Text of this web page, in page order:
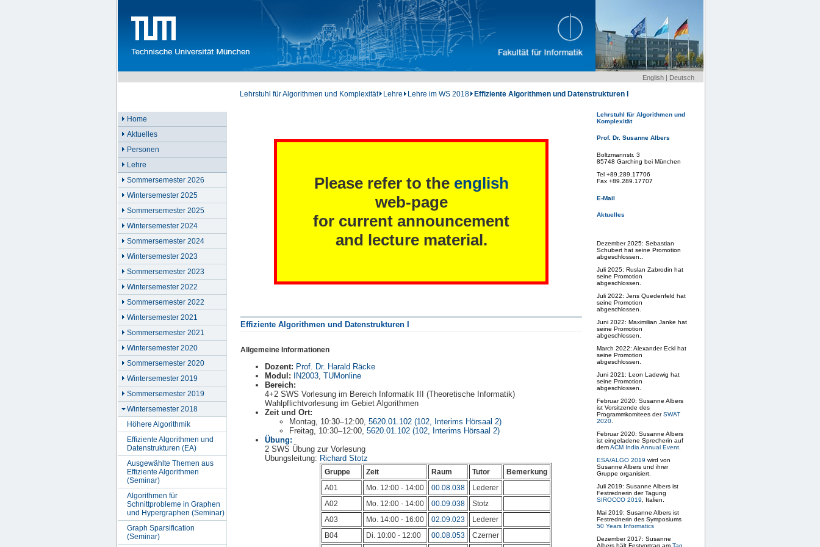
English | Deutsch
Lehrstuhl für Algorithmen und Komplexität Lehre Lehre im WS 2018 Effiziente Algorithmen und Datenstrukturen I
Home
Aktuelles
Personen
Lehre
Sommersemester 2026
Wintersemester 2025
Sommersemester 2025
Wintersemester 2024
Sommersemester 2024
Wintersemester 2023
Sommersemester 2023
Wintersemester 2022
Sommersemester 2022
Wintersemester 2021
Sommersemester 2021
Wintersemester 2020
Sommersemester 2020
Wintersemester 2019
Sommersemester 2019
Wintersemester 2018
Höhere Algorithmik
Effiziente Algorithmen und
Datenstrukturen (EA)
Ausgewählte Themen aus
Effiziente Algorithmen
(Seminar)
Algorithmen für
Schnittprobleme in Graphen
und Hypergraphen (Seminar)
Graph Sparsification
(Seminar)
Please refer to the english
web-page
for current announcement
and lecture material.
Effiziente Algorithmen und Datenstrukturen I
Allgemeine Informationen
Dozent: Prof. Dr. Harald Räcke
Modul:
IN2003, TUMonline
Bereich:
4+2 SWS Vorlesung im Bereich Informatik III (Theoretische Informatik)
Wahlpflichtvorlesung im Gebiet Algorithmen
Zeit und Ort:
Montag, 10:30–12:00, 5620.01.102 (102, Interims Hörsaal 2)
Freitag, 10:30–12:00, 5620.01.102 (102, Interims Hörsaal 2)
Übung:
2 SWS Übung zur Vorlesung
Übungsleitung: Richard Stotz
Gruppe Zeit Raum Tutor
Bemerkung
A01
Mo. 12:00 - 14:00 00.08.038
Lederer
A02
Mo. 12:00 - 14:00 00.09.038
Stotz
A03
Mo. 14:00 - 16:00 02.09.023
Lederer
B04
Di. 10:00 - 12:00 00.08.053 Czerner
Dezember 2025: Sebastian
Schubert hat seine Promotion
abgeschlossen..
Juli 2025: Ruslan Zabrodin hat
seine Promotion
abgeschlossen.
Juli 2022: Jens Quedenfeld hat
seine Promotion
abgeschlossen.
Juni 2022: Maximilian Janke hat
seine Promotion
abgeschlossen.
March 2022: Alexander Eckl hat
seine Promotion
abgeschlossen.
Juni 2021: Leon Ladewig hat
seine Promotion
abgeschlossen.
Februar 2020: Susanne Albers
ist Vorsitzende des
Programmkomitees derSWAT
2020
Februar 2020: Susanne Albers
ist eingeladene Sprecherin auf
demACM India Annual Event
ESA/ALGO 2019 wird von
Susanne Albers und ihrer
Gruppe organisiert.
Juli 2019: Susanne Albers ist
Festrednerin der Tagung
SIROCCO 2019 , Italien.
Mai 2019: Susanne Albers ist
Festrednerin des Symposiums
50 Years Informatics
Dezember 2017: Susanne
Albers hält Festvortrag am Tag
Lehrstuhl für Algorithmen und
Komplexität
Prof. Dr. Susanne Albers
Boltzmannstr. 3
85748 Garching bei München
Tel +89.289.17706
Fax +89.289.17707
E-Mail
Aktuelles